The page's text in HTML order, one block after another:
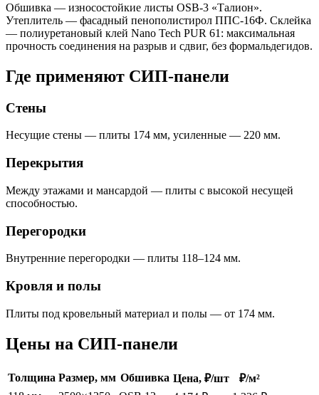
Обшивка — износостойкие листы OSB-3 «Талион».
Утеплитель — фасадный пенополистирол ППС-16Ф. Склейка
— полиуретановый клей Nano Tech PUR 61: максимальная
прочность соединения на разрыв и сдвиг, без формальдегидов.
Где применяют СИП-панели
Стены
Несущие стены — плиты 174 мм, усиленные — 220 мм.
Перекрытия
Между этажами и мансардой — плиты с высокой несущей
способностью.
Перегородки
Внутренние перегородки — плиты 118–124 мм.
Кровля и полы
Плиты под кровельный материал и полы — от 174 мм.
Цены на СИП-панели
Толщина Размер, мм Обшивка Цена, ₽/шт
₽/м²